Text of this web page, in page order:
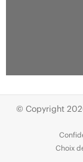
© Copyright
Choix